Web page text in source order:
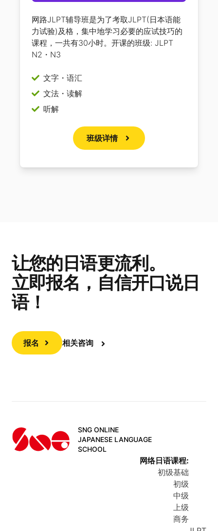
网路JLPT辅导班是为了考取JLPT(日本语能
力试验)及格，集中地学习必要的应试技巧的
课程，一共有30小时。开课的班级: JLPT
N2・N3
文字・语汇
文法・读解
听解
班级详情
让您的日语更流利。
立即报名，自信开口说日
语！
报名 相关咨询
SNG ONLINE
JAPANESE LANGUAGE
SCHOOL
网络日语课程:
初级基础
初级
中级
上级
商务